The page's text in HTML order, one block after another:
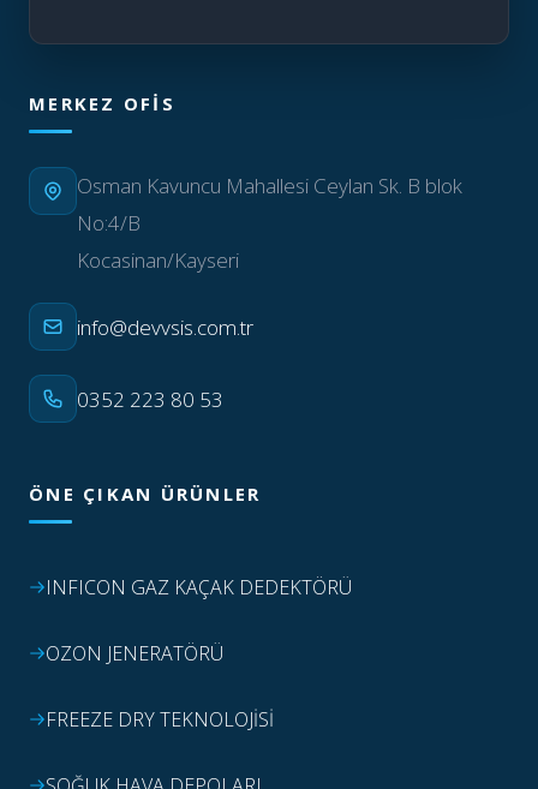
MERKEZ OFIS
Osman Kavuncu Mahallesi Ceylan Sk. B blok
No:4/B
Kocasinan/Kayseri
info@devvsis.com.tr
0352 223 80 53
ÖNE ÇIKAN ÜRÜNLER
INFICON GAZ KAÇAK DEDEKTÖRÜ
OZON JENERATÖRÜ
FREEZE DRY TEKNOLOJİSİ